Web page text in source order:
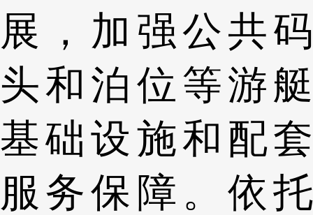
展，加强公共码
头和泊位等游艇
基础设施和配套
服务保障。依托